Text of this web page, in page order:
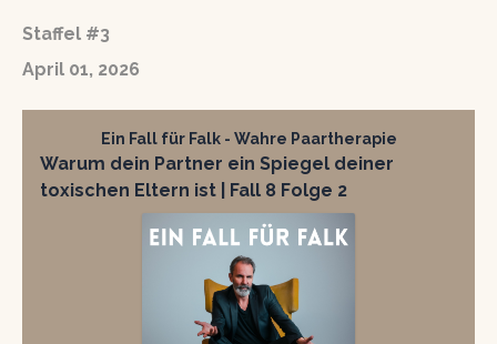
Staffel #3
April 01, 2026